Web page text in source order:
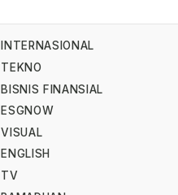
INTERNASIONAL
TEKNO
BISNIS FINANSIAL
ESGNOW
VISUAL
ENGLISH
TV